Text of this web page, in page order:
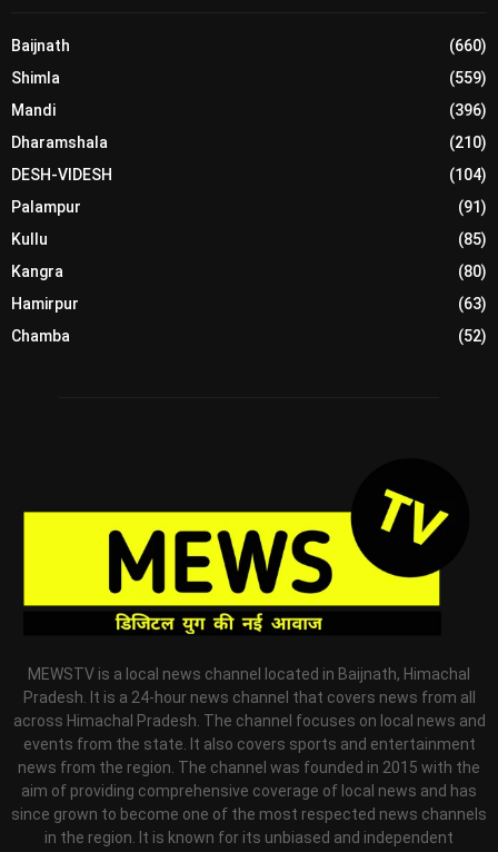
Baijnath
(660)
Shimla
(559)
Mandi
(396)
Dharamshala
(210)
DESH-VIDESH
(104)
Palampur
(91)
Kullu
(85)
Kangra
(80)
Hamirpur
(63)
Chamba
(52)
MEWSTV is a local news channel located in Baijnath, Himachal
Pradesh. It is a 24-hour news channel that covers news from all
across Himachal Pradesh. The channel focuses on local news and
events from the state. It also covers sports and entertainment
news from the region. The channel was founded in 2015 with the
aim of providing comprehensive coverage of local news and has
since grown to become one of the most respected news channels
in the region. It is known for its unbiased and independent